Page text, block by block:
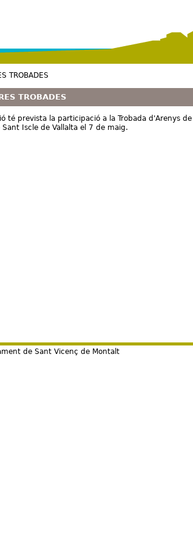
TROBADES
té prevista la participació a la Trobada d'Arenys
Sant Iscle de Vallalta el 7 de maig.
TROBADES
de Sant Vicenç de Montalt